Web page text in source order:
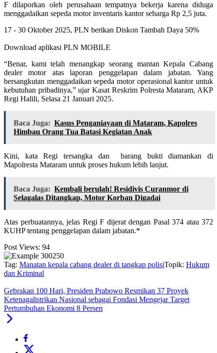
F dilaporkan oleh perusahaan tempatnya bekerja karena diduga
menggadaikan sepeda motor inventaris kantor seharga Rp 2,5 juta.
17 - 30 Oktober 2025, PLN berikan Diskon Tambah Daya 50%
Download aplikasi PLN MOBILE
“Benar, kami telah menangkap seorang mantan Kepala Cabang
dealer motor atas laporan penggelapan dalam jabatan. Yang
bersangkutan menggadaikan sepeda motor operasional kantor untuk
kebutuhan pribadinya,” ujar Kasat Reskrim Polresta Mataram, AKP
Regi Halili, Selasa 21 Januari 2025.
Baca Juga: Kasus Penganiayaan di Mataram, Kapolres
Himbau Orang Tua Batasi Kegiatan Anak
Kini, kata Regi tersangka dan barang bukti diamankan di
Mapolresta Mataram untuk proses hukum lebih lanjut.
Baca Juga: Kembali berulah! Residivis Curanmor di
Selagalas Ditangkap, Motor Korban Digadai
Atas perbuatannya, jelas Regi F dijerat dengan Pasal 374 atau 372
KUHP tentang penggelapan dalam jabatan.*
Post Views: 94
Tag: Manatan kepala cabang dealer di tangkap polisiTopik: Hukum
dan Kriminal
Gebrakan 100 Hari, Presiden Prabowo Resmikan 37 Proyek
Ketenagalistrikan Nasional sebagai Fondasi Mengejar Target
Pertumbuhan Ekonomi 8 Persen